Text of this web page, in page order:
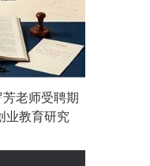
老师受聘期
业教育研究